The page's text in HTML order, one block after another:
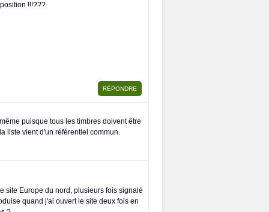
!!!???
puisque tous les timbres doivent être
liste vient d'un référentiel commun.
site Europe du nord, plusieurs fois signalé
quand j'ai ouvert le site deux fois en